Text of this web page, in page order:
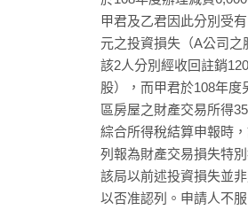
甲君及乙君因此分別受
元之投資損失（A公司之
該2人分別經收回註銷
股），而甲君於108年度
區房屋之財產交易所得
綜合所得稅結算申報時
列報為財產交易損失特
該局以前述投資損失並
以否准認列。申請人不